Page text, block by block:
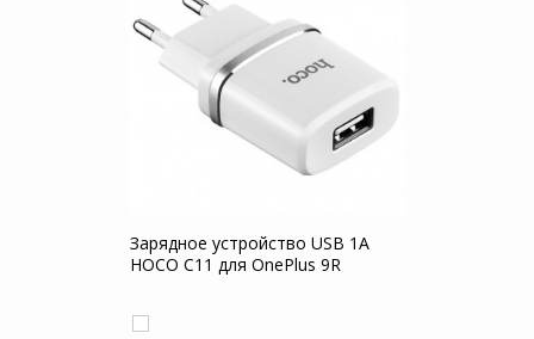
Зарядное устройство USB 1A
HOCO C11 для OnePlus 9R